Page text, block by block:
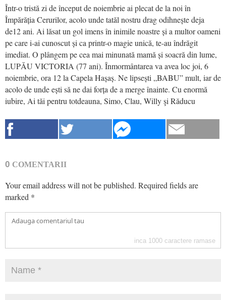
Într-o tristă zi de început de noiembrie ai plecat de la noi în
Împărăția Cerurilor, acolo unde tatăl nostru drag odihnește deja
de12 ani. Ai lăsat un gol imens în inimile noastre și a multor oameni
pe care i-ai cunoscut și ca printr-o magie unică, te-au îndrăgit
imediat. O plângem pe cea mai minunată mamă și soacră din lume,
LUPĂU VICTORIA (77 ani). Înmormântarea va avea loc joi, 6
noiembrie, ora 12 la Capela Hașaș. Ne lipsești „BABU” mult, iar de
acolo de unde ești să ne dai forța de a merge înainte. Cu enormă
iubire, Ai tăi pentru totdeauna, Simo, Clau, Willy şi Răducu
0 COMENTARII
Your email address will not be published. Required fields are
marked *
inca 1000 caractere ramase